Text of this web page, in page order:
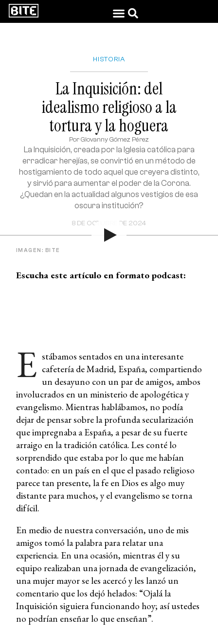
HISTORIA
La Inquisición: del
idealismo religioso a la
tortura y la hoguera
Por Giovanny Gómez Pérez
8 DE OCTUBRE DE 2024
La Inquisición, creada por la Iglesia católica para
erradicar herejías, se convirtió en un método de
hostigamiento de todo aquel que creyera distinto,
y sirvió para aumentar el poder de la Corona.
¿Quedan en la actualidad algunos vestigios de esa
oscura institución?
IMAGEN: BITE
Escucha este artículo en formato podcast:
E stábamos sentados en una interesante
cafetería de Madrid, España, compartiendo
un desayuno con un par de amigos, ambos
involucrados en un ministerio de apologética y
evangelismo. Mientras hablábamos, no podía
dejar de pensar sobre la profunda secularización
que impregnaba a España, a pesar de su fuerte
arraigo en la tradición católica. Les conté lo
sorprendido que estaba por lo que me habían
contado: en un país en el que el pasado religioso
parece tan presente, la fe en Dios es algo muy
distante para muchos, y el evangelismo se torna
difícil.
En medio de nuestra conversación, uno de mis
amigos tomó la palabra para relatar una
experiencia. En una ocasión, mientras él y su
equipo realizaban una jornada de evangelización,
una mujer mayor se les acercó y les lanzó un
comentario que los dejó helados: “Ojalá la
Inquisición siguiera funcionando hoy; así ustedes
no podrían enseñar lo que enseñan”.